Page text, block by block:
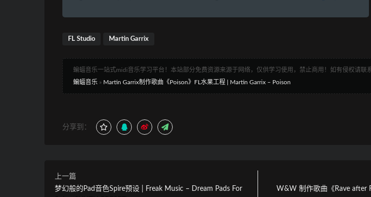
FL Studio Martin Garrix
蝙蝠音乐一站式midi音乐学习平台！本站部分免费资源来源于网络，仅供学习使用，禁止商用！如有侵权请联
蝙蝠音乐 » Martin Garrix制作歌曲《Poison》FL水果工程 | Martin Garrix – Poison
分享到：
上一篇
梦幻般的Pad音色Spire预设 | Freak Music – Dream Pads For
W&W 制作歌曲《Rave after